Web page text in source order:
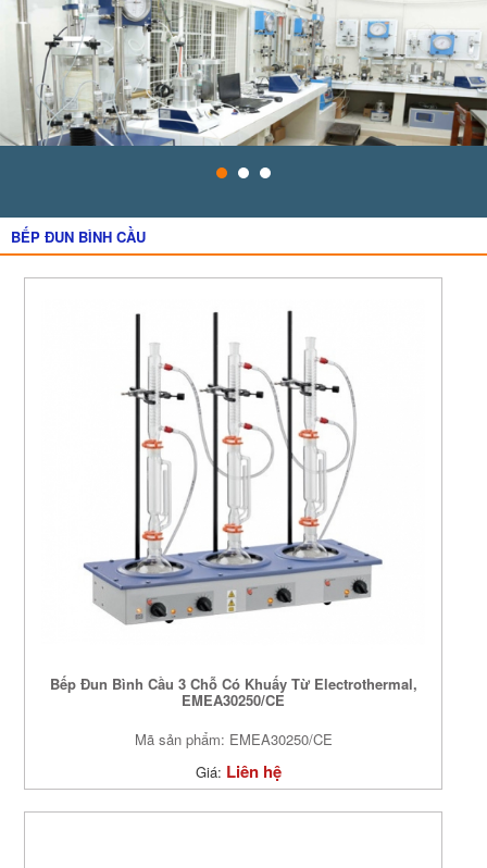
BẾP ĐUN BÌNH CẦU
Bếp Đun Bình Cầu 3 Chỗ Có Khuấy Từ Electrothermal,
EMEA30250/CE
Mã sản phẩm: EMEA30250/CE
Giá: Liên hệ